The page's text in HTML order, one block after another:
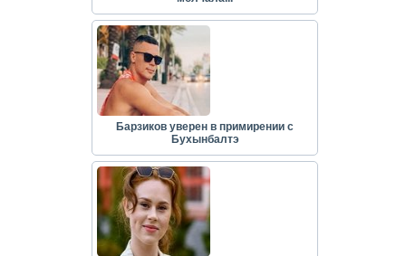
Барзиков уверен в примирении с
Бухынбалтэ